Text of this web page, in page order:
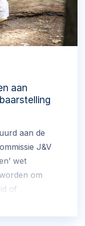
aan
aan de
J&V
wet
om
of